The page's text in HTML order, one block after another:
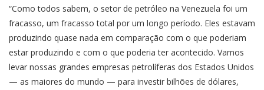
“Como todos sabem, o setor de petróleo na Venezuela foi um
fracasso, um fracasso total por um longo período. Eles estavam
produzindo quase nada em comparação com o que poderiam
estar produzindo e com o que poderia ter acontecido. Vamos
levar nossas grandes empresas petrolíferas dos Estados Unidos
— as maiores do mundo — para investir bilhões de dólares,